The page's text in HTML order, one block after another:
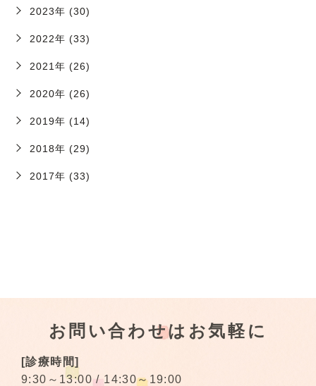
2023年 (30)
2022年 (33)
2021年 (26)
2020年 (26)
2019年 (14)
2018年 (29)
2017年 (33)
お問い合わせはお気軽に
[診療時間]
9:30～13:00 / 14:30～19:00